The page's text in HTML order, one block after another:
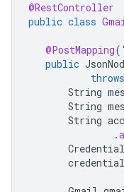
@RestController
public class
@PostMapping(
public
throws
String
String
String
.
Credential
credential